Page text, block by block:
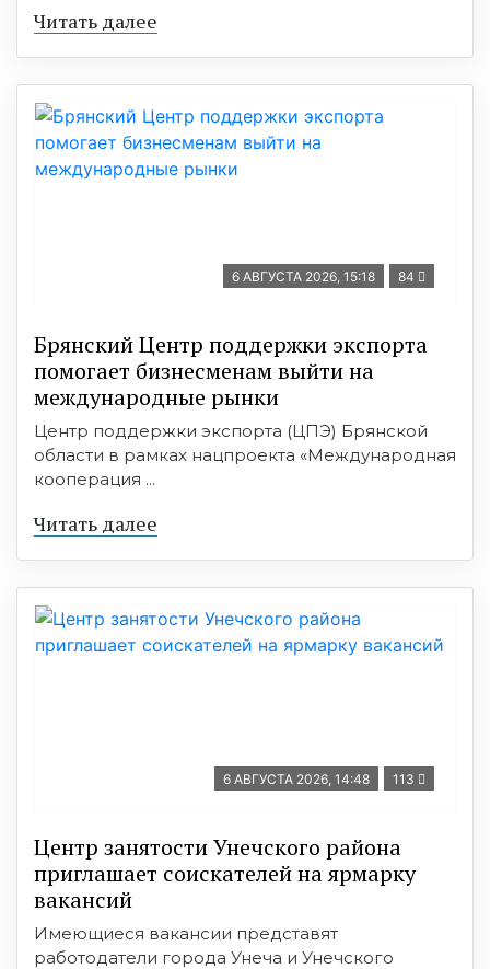
Читать далее
6 АВГУСТА 2026, 15:18 84
Брянский Центр поддержки экспорта
помогает бизнесменам выйти на
международные рынки
Центр поддержки экспорта (ЦПЭ) Брянской
области в рамках нацпроекта «Международная
кооперация ...
Читать далее
6 АВГУСТА 2026, 14:48 113
Центр занятости Унечского района
приглашает соискателей на ярмарку
вакансий
Имеющиеся вакансии представят
работодатели города Унеча и Унечского